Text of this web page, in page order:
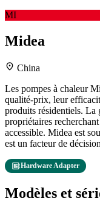
MI
Midea
location_on China
Les pompes à chaleur
qualité-prix, leur
produits résidentiels. La
propriétaires
accessible. Midea est
est un facteur de
developer_boardHardware Adapter
Modèles et